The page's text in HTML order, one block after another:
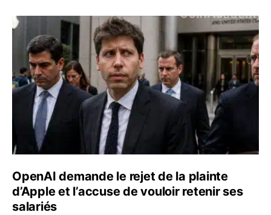
OpenAI demande le rejet de la plainte d’Apple et
OpenAI demande le rejet de la plainte
d’Apple et l’accuse de vouloir retenir ses
salariés